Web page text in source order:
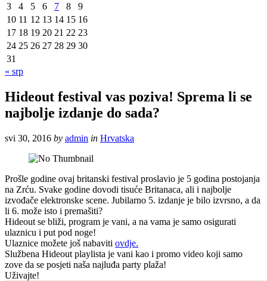
3
4 5 6 7 8
9
10 11 12 13 14 15 16
17 18 19 20 21 22 23
24 25 26 27 28 29 30
31
« srp
Hideout festival vas poziva! Sprema li se
najbolje izdanje do sada?
svi 30, 2016 by admin in Hrvatska
Prošle godine ovaj britanski festival proslavio je 5 godina postojanja
na Zrću. Svake godine dovodi tisuće Britanaca, ali i najbolje
izvođače elektronske scene. Jubilarno 5. izdanje je bilo izvrsno, a da
li 6. može isto i premašiti?
Hideout se bliži, program je vani, a na vama je samo osigurati
ulaznicu i put pod noge!
Ulaznice možete još nabaviti ovdje.
Službena Hideout playlista je vani kao i promo video koji samo
zove da se posjeti naša najluđa party plaža!
Uživajte!